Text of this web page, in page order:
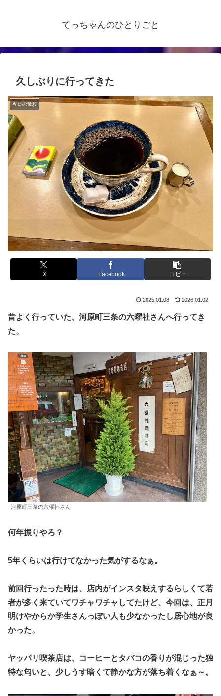
てっちゃんのひとりごと
久しぶりに行ってきた
今日の散歩
X Facebook コピー
2025.01.08 2026.01.02
昔よく行っていた、河原町三条の六曜社さんへ行ってき
た。
河原町三条の六曜社さん
何年振りやろ？
5年くらいは行けてなかった気がするなぁ。
前回行ったった時は、店内がインスタ映えするらしくて若
者が多く来ていてワチャワチャしてたけど、今回は、正月
明けやからか学生さんっぽい人も少なかったし居心地が良
かった。
ヤッパリ喫茶店は、コーヒーとタバコの香りが混じった独
特な匂いと、少しうす暗くて静かな方が落ち着くなぁ～。